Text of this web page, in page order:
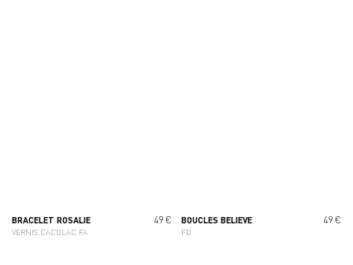
BRACELET ROSALIE
VERNIS CACOLAC FA
49 € BOUCLES BELIEVE
FD
49 €